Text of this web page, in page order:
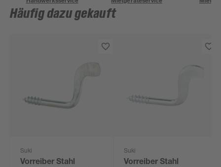
Häufig dazu gekauft
Suki
Vorreiber Stahl
Suki
Vorreiber Stahl